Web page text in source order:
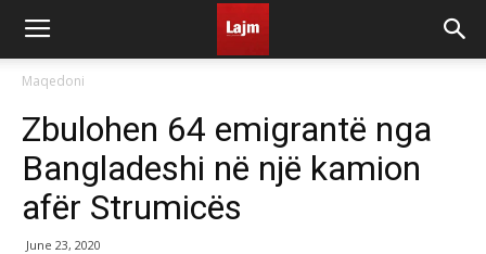
Maqedoni
Zbulohen 64 emigrantë nga
Bangladeshi në një kamion
afër Strumicës
June 23, 2020